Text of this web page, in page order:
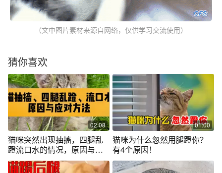
（文中图片素材来源自网络，仅供学习交流使用）
猜你喜欢
02:08
猫咪突然出现抽搐，四腿乱
蹬流口水的情况，原因与应
对方法大讲解
01:00
猫咪为什么忽然用腿蹬你？
有4个原因！